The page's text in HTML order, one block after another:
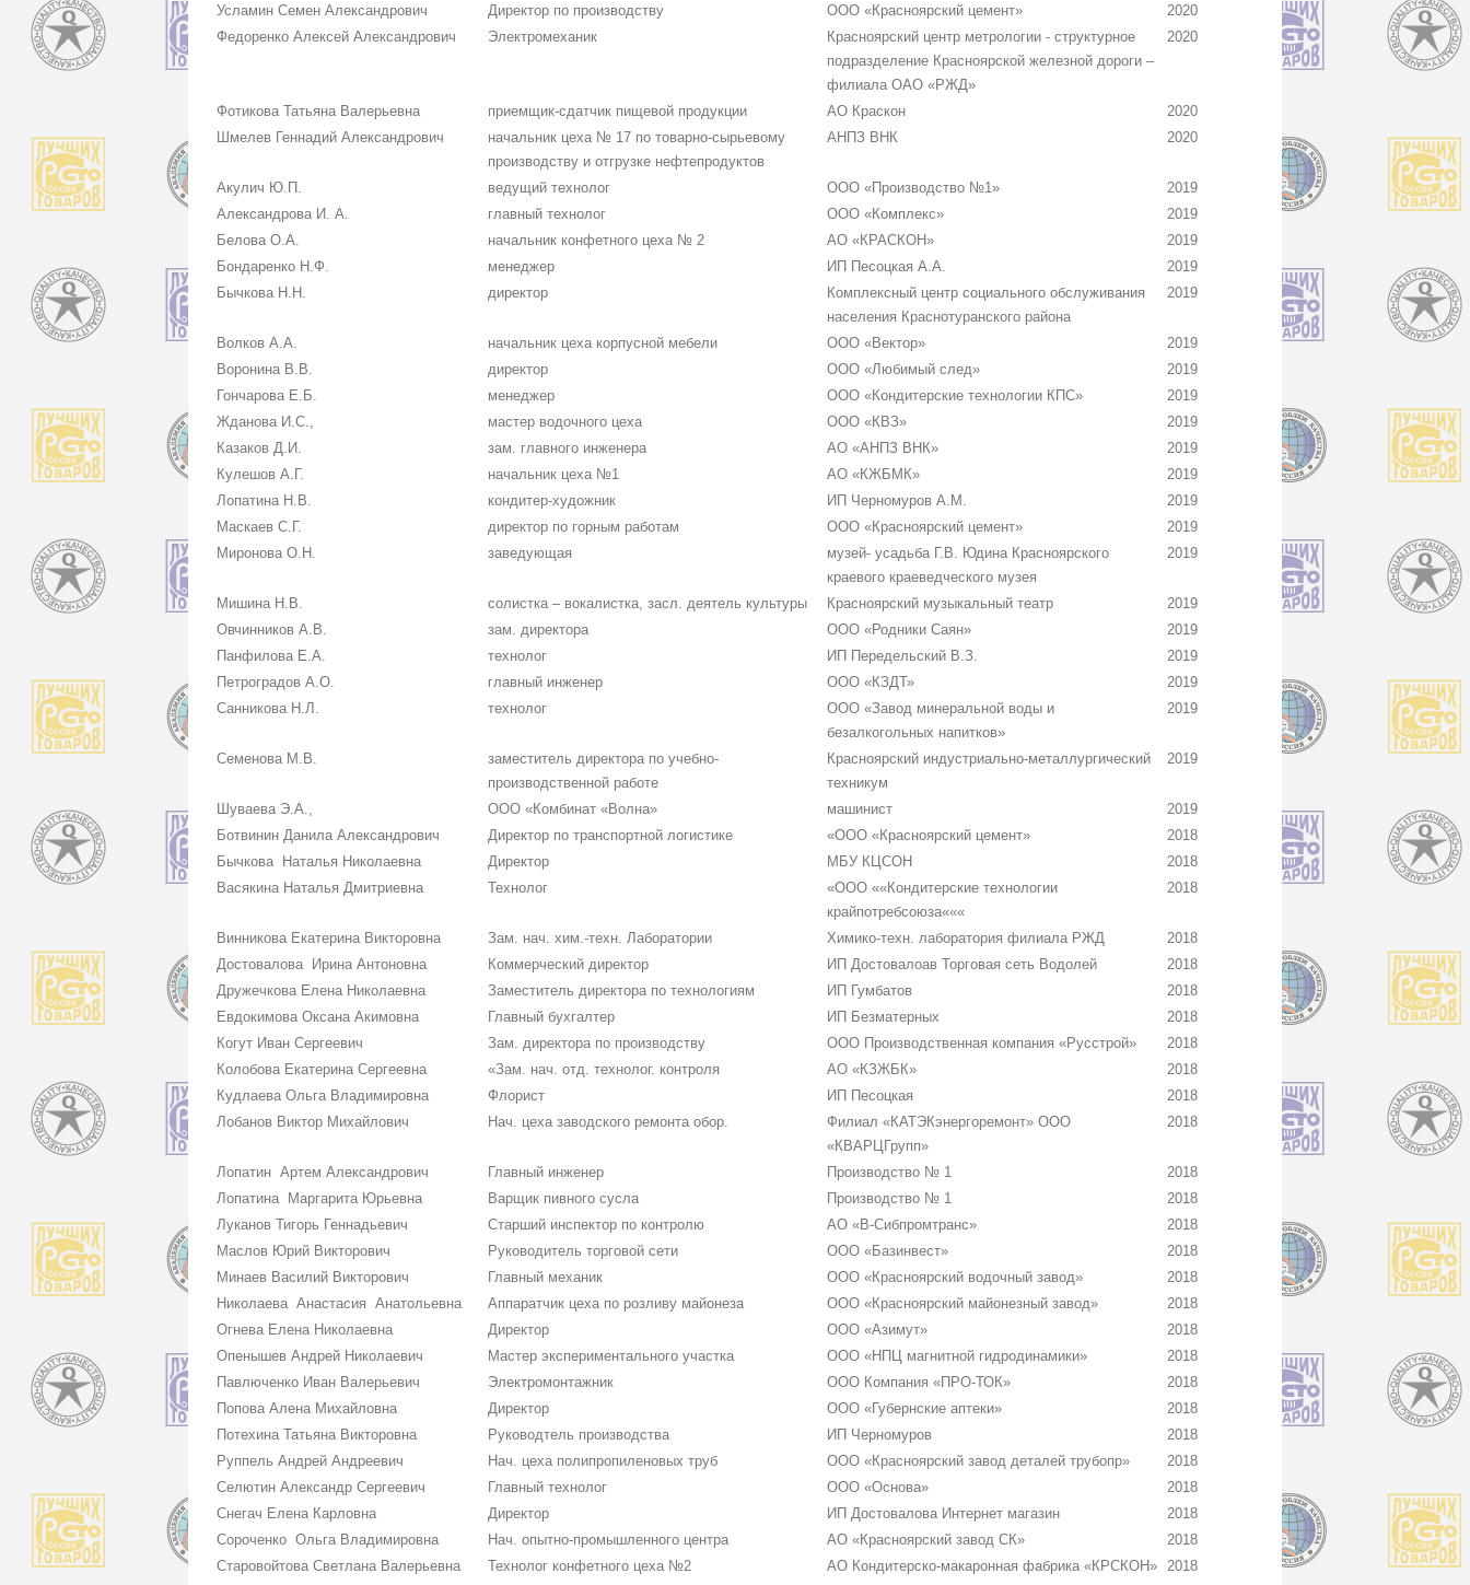
Усламин Семен Александрович Директор по производству ООО «Красноярский цемент»
2020
Федоренко Алексей Александрович
Электромеханик
Красноярский центр метрологии - структурное
подразделение Красноярской железной дороги –
филиала ОАО «РЖД»
2020
Фотикова Татьяна Валерьевна приемщик-сдатчик пищевой продукции АО Краскон
2020
Шмелев Геннадий Александрович
начальник цеха № 17 по товарно-сырьевому
производству и отгрузке нефтепродуктов
АНПЗ ВНК 2020
Акулич Ю.П. ведущий технолог ООО «Производство №1»
2019
Александрова И. А.
главный технолог ООО «Комплекс»
2019
Белова О.А.
начальник конфетного цеха № 2 АО «КРАСКОН»
2019
Бондаренко Н.Ф.
менеджер ИП Песоцкая А.А.
2019
Бычкова Н.Н.
директор
Комплексный центр социального обслуживания
населения Краснотуранского района
2019
Волков А.А. начальник цеха корпусной мебели ООО «Вектор»
2019
Воронина В.В.
директор ООО «Любимый след»
2019
Гончарова Е.Б.
менеджер ООО «Кондитерские технологии КПС»
2019
Жданова И.С.,
мастер водочного цеха ООО «КВЗ»
2019
Казаков Д.И.
зам. главного инженера АО «АНПЗ ВНК»
2019
Кулешов А.Г.
начальник цеха №1 АО «КЖБМК»
2019
Лопатина Н.В.
кондитер-художник ИП Черномуров А.М.
2019
Маскаев С.Г.
директор по горным работам ООО «Красноярский цемент»
2019
Миронова О.Н.
заведующая
музей- усадьба Г.В. Юдина Красноярского
краевого краеведческого музея
2019
Мишина Н.В. солистка – вокалистка, засл. деятель культуры Красноярский музыкальный театр
2019
Овчинников А.В.
зам. директора ООО «Родники Саян»
2019
Панфилова Е.А.
технолог ИП Передельский В.З.
2019
Петроградов А.О.
главный инженер ООО «КЗДТ»
2019
Санникова Н.Л.
технолог
ООО «Завод минеральной воды и
безалкогольных напитков»
2019
Семенова М.В.
заместитель директора по учебно-
производственной работе
Красноярский индустриально-металлургический
техникум
2019
Шуваева Э.А., ООО «Комбинат «Волна» машинист
2019
Ботвинин Данила Александрович
Директор по транспортной логистике «ООО «Красноярский цемент»
2018
Бычкова Наталья Николаевна
Директор МБУ КЦСОН
2018
Васякина Наталья Дмитриевна
Технолог
«ООО ««Кондитерские технологии
крайпотребсоюза«««
2018
Винникова Екатерина Викторовна Зам. нач. хим.-техн. Лаборатории Химико-техн. лаборатория филиала РЖД
2018
Достовалова Ирина Антоновна
Коммерческий директор ИП Достовалоав Торговая сеть Водолей
2018
Дружечкова Елена Николаевна
Заместитель директора по технологиям ИП Гумбатов
2018
Евдокимова Оксана Акимовна
Главный бухгалтер ИП Безматерных
2018
Когут Иван Сергеевич
Зам. директора по производству ООО Производственная компания «Русстрой»
2018
Колобова Екатерина Сергеевна
«Зам. нач. отд. технолог. контроля АО «КЗЖБК»
2018
Кудлаева Ольга Владимировна
Флорист ИП Песоцкая
2018
Лобанов Виктор Михайлович
Нач. цеха заводского ремонта обор.
Филиал «КАТЭКэнергоремонт» ООО
«КВАРЦГрупп»
2018
Лопатин Артем Александрович Главный инженер Производство № 1
2018
Лопатина Маргарита Юрьевна
Варщик пивного сусла Производство № 1
2018
Луканов Тигорь Геннадьевич
Старший инспектор по контролю АО «В-Сибпромтранс»
2018
Маслов Юрий Викторович
Руководитель торговой сети ООО «Базинвест»
2018
Минаев Василий Викторович
Главный механик ООО «Красноярский водочный завод»
2018
Николаева Анастасия Анатольевна
Аппаратчик цеха по розливу майонеза ООО «Красноярский майонезный завод»
2018
Огнева Елена Николаевна
Директор ООО «Азимут»
2018
Опенышев Андрей Николаевич
Мастер экспериментального участка ООО «НПЦ магнитной гидродинамики»
2018
Павлюченко Иван Валерьевич
Электромонтажник ООО Компания «ПРО-ТОК»
2018
Попова Алена Михайловна
Директор ООО «Губернские аптеки»
2018
Потехина Татьяна Викторовна
Руководтель производства ИП Черномуров
2018
Руппель Андрей Андреевич
Нач. цеха полипропиленовых труб ООО «Красноярский завод деталей трубопр»
2018
Селютин Александр Сергеевич
Главный технолог ООО «Основа»
2018
Снегач Елена Карловна
Директор ИП Достовалова Интернет магазин
2018
Сороченко Ольга Владимировна
Нач. опытно-промышленного центра АО «Красноярский завод СК»
2018
Старовойтова Светлана Валерьевна
Технолог конфетного цеха №2 АО Кондитерско-макаронная фабрика «КРСКОН»
2018